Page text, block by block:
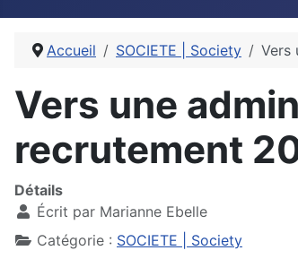
Accueil SOCIETE | Society Vers
Vers une
recrutement
Détails
Écrit par Marianne Ebelle
Catégorie : SOCIETE | Society